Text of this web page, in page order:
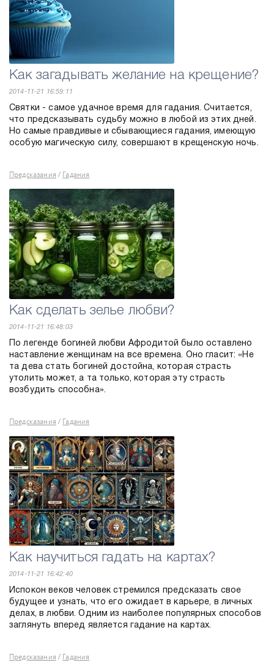
Как загадывать желание на крещение?
2014-11-21 16:59:11
Святки - самое удачное время для гадания. Считается,
что предсказывать судьбу можно в любой из этих дней.
Но самые правдивые и сбывающиеся гадания, имеющую
особую магическую силу, совершают в крещенскую ночь.
Предсказания / Гадания
Как сделать зелье любви?
2014-11-21 16:48:03
По легенде богиней любви Афродитой было оставлено
наставление женщинам на все времена. Оно гласит: «Не
та дева стать богиней достойна, которая страсть
утолить может, а та только, которая эту страсть
возбудить способна».
Предсказания / Гадания
Как научиться гадать на картах?
2014-11-21 16:42:40
Испокон веков человек стремился предсказать свое
будущее и узнать, что его ожидает в карьере, в личных
делах, в любви. Одним из наиболее популярных способов
заглянуть вперед является гадание на картах.
Предсказания / Гадания